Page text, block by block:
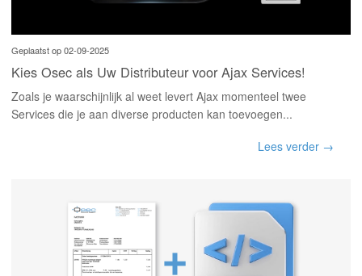
Geplaatst op 02-09-2025
Kies Osec als Uw Distributeur voor Ajax Services!
Zoals je waarschijnlijk al weet levert Ajax momenteel twee
Services die je aan diverse producten kan toevoegen...
Lees verder →